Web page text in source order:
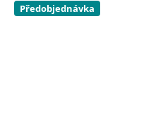
Předobjednávka